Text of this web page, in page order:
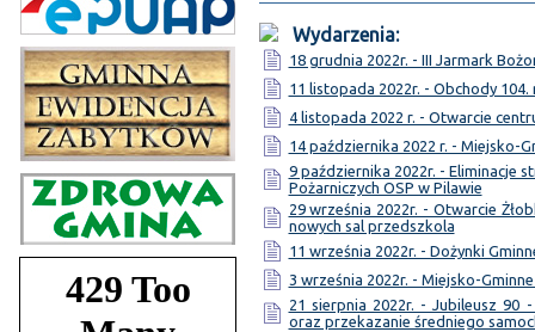
Wydarzenia:
18 grudnia 2022r. - III Jarmark
11 listopada 2022r. - Obchody
4 listopada 2022 r. - Otwarcie
14 października 2022 r. - Miejsko-
9 października 2022r. - Eliminacje
Pożarniczych OSP w Pilawie
29 września 2022r. - Otwarcie
nowych sal przedszkola
11 września 2022r. - Dożynki
3 września 2022r. - Miejsko-
21 sierpnia 2022r. - Jubileusz 90
oraz przekazanie średniego